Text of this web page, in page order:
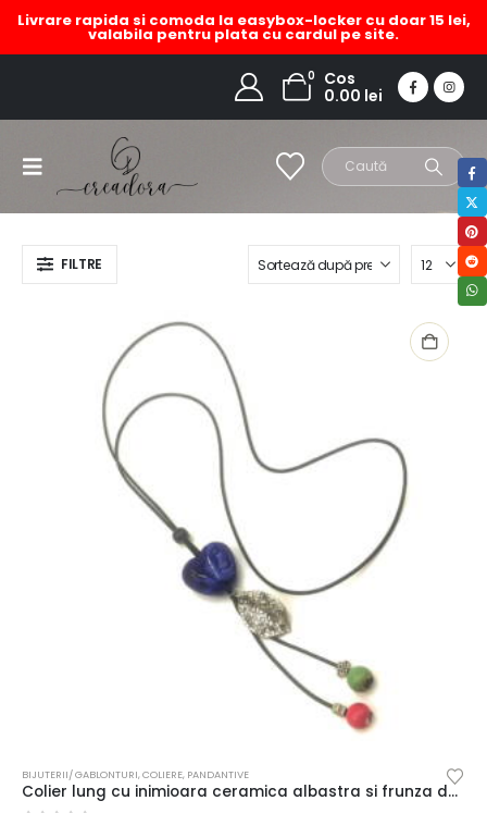
Livrare rapida si comoda la easybox-locker cu doar 15 lei,
valabila pentru plata cu cardul pe site.
0
Cos
0.00 lei
colier lung ceramica
FILTRE
BIJUTERII/ GABLONTURI,COLIERE, PANDANTIVE
Colier lung cu inimioara ceramica albastra si frunza decorativa argintie